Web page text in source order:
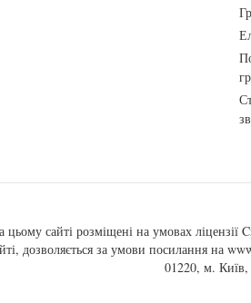
сайті розміщені на умовах ліцензії
дозволяється за умови посилання на
01220, м. Київ,